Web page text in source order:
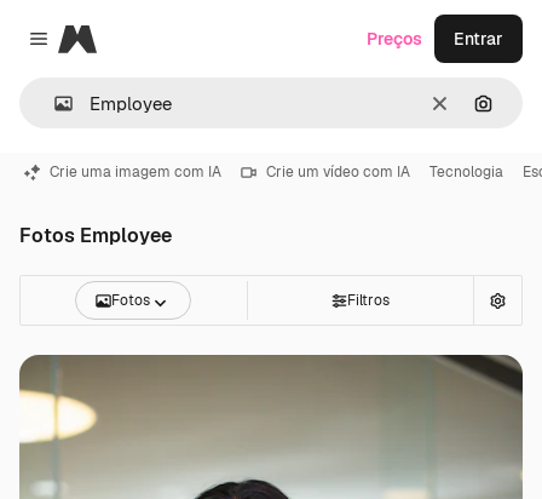
Close menu
Magnific
Limpar
Preços Entrar
Crie uma imagem com IA Crie um vídeo com IA Tecnologia
Fotos Employee
Fotos Filtros